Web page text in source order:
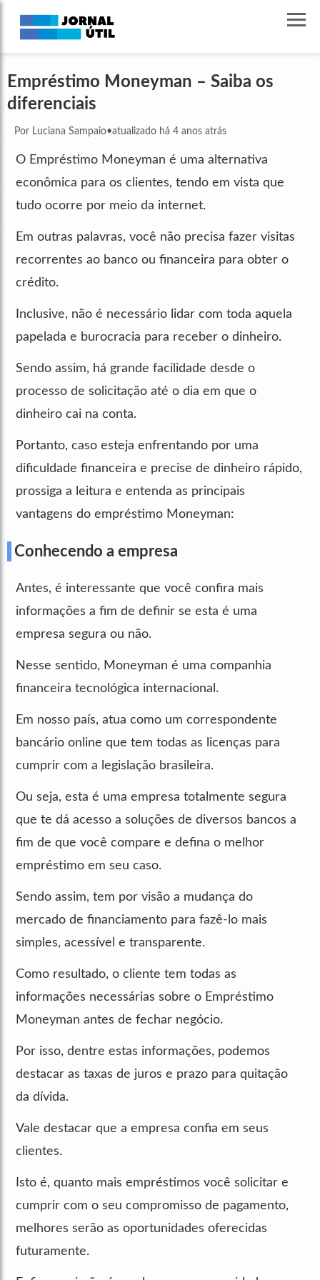
Empréstimo Moneyman – Saiba os
diferenciais
Por Luciana Sampaio•atualizado há 4 anos atrás
O Empréstimo Moneyman é uma alternativa
econômica para os clientes, tendo em vista que
tudo ocorre por meio da internet.
Em outras palavras, você não precisa fazer visitas
recorrentes ao banco ou financeira para obter o
crédito.
Inclusive, não é necessário lidar com toda aquela
papelada e burocracia para receber o dinheiro.
Sendo assim, há grande facilidade desde o
processo de solicitação até o dia em que o
dinheiro cai na conta.
Portanto, caso esteja enfrentando por uma
dificuldade financeira e precise de dinheiro rápido,
prossiga a leitura e entenda as principais
vantagens do empréstimo Moneyman:
Conhecendo a empresa
Antes, é interessante que você confira mais
informações a fim de definir se esta é uma
empresa segura ou não.
Nesse sentido, Moneyman é uma companhia
financeira tecnológica internacional.
Em nosso país, atua como um correspondente
bancário online que tem todas as licenças para
cumprir com a legislação brasileira.
Ou seja, esta é uma empresa totalmente segura
que te dá acesso a soluções de diversos bancos a
fim de que você compare e defina o melhor
empréstimo em seu caso.
Sendo assim, tem por visão a mudança do
mercado de financiamento para fazê-lo mais
simples, acessível e transparente.
Como resultado, o cliente tem todas as
informações necessárias sobre o Empréstimo
Moneyman antes de fechar negócio.
Por isso, dentre estas informações, podemos
destacar as taxas de juros e prazo para quitação
da dívida.
Vale destacar que a empresa confia em seus
clientes.
Isto é, quanto mais empréstimos você solicitar e
cumprir com o seu compromisso de pagamento,
melhores serão as oportunidades oferecidas
futuramente.